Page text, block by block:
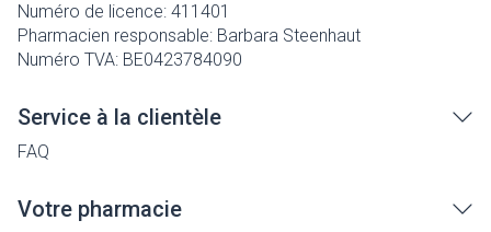
Numéro de licence: 411401
Pharmacien responsable: Barbara Steenhaut
Numéro TVA: BE0423784090
Service à la clientèle
FAQ
Votre pharmacie